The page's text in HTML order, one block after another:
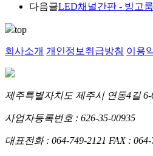
다음글LED채널간판 - 빙고
top
회사소개 개인정보취급방침 이용
제주특별자치도 제주시 연동4길 6-
사업자등록번호 : 626-35-00935
대표전화 : 064-749-2121 FAX :